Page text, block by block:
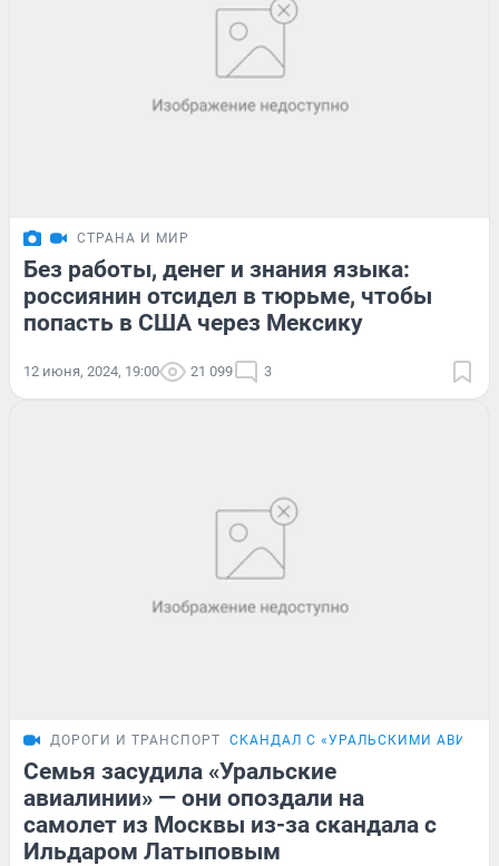
СТРАНА И МИР
Без работы, денег и знания языка:
россиянин отсидел в тюрьме, чтобы
попасть в США через Мексику
12 июня, 2024, 19:00 21 099 3
ДОРОГИ И ТРАНСПОРТ СКАНДАЛ С «УРАЛЬСКИМИ
Семья засудила «Уральские
авиалинии» — они опоздали на
самолет из Москвы из-за скандала с
Ильдаром Латыповым